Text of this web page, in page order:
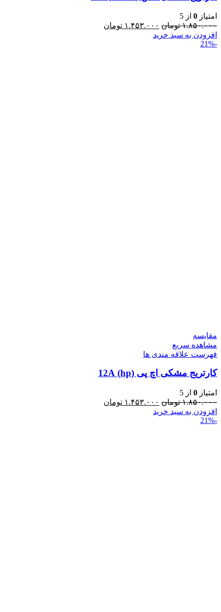
امتیاز 0 از 5
۱.۸۵۰.۰۰۰ تومان ۱.۴۵۳.۰۰۰ تومان
افزودن به سبد خرید
-21%
مقایسه
مشاهده سریع
فهرست علاقه مندی ها
کارتریج مشکی اچ پی (hp) 12A
امتیاز 0 از 5
۱.۸۵۰.۰۰۰ تومان ۱.۴۵۳.۰۰۰ تومان
افزودن به سبد خرید
-21%